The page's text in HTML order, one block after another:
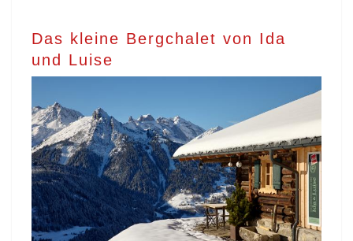
Das kleine Bergchalet von Ida
und Luise